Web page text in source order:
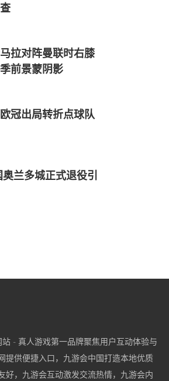
拉对阵曼联时右膝
前景蒙阴影
冠出局转折点球队
兰多城正式退役引
- 真人游戏第一品牌聚焦用户互动体验与
提供便捷入口，九游会中国打造本地优质
好，九游会互动激发交流热情，九游会内